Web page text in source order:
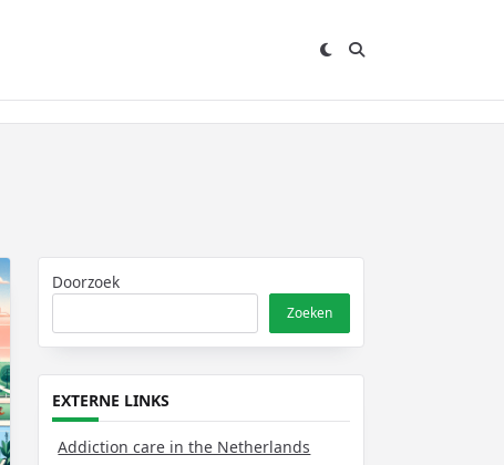
Doorzoek
Zoeken
EXTERNE LINKS
Addiction care in the Netherlands